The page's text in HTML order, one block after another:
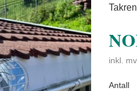
inkl.
Antall